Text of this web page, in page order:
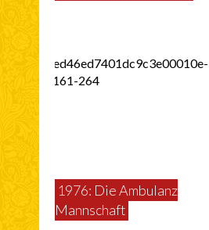
1976: Die Ambulanz
Mannschaft